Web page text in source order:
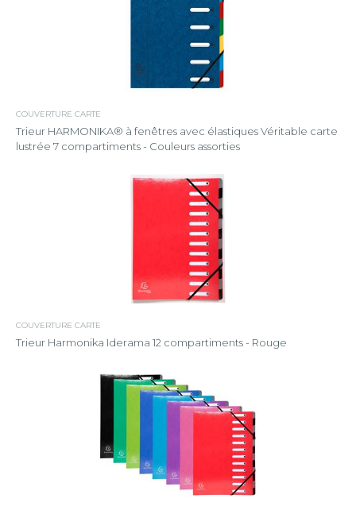
COUVERTURE CARTE
Trieur HARMONIKA® à fenêtres avec élastiques Véritable carte
lustrée 7 compartiments - Couleurs assorties
COUVERTURE CARTE
Trieur Harmonika Iderama 12 compartiments - Rouge